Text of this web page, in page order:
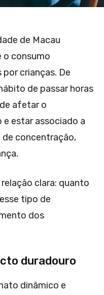
de Macau
o consumo
crianças. De
de passar horas
afetar o
estar associado a
concentração,
clara: quanto
tipo de
dos
duradouro
dinâmico e